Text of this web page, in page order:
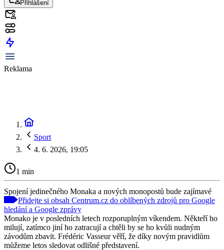
Přihlášení
Reklama
Sport
4. 6. 2026, 19:05
1 min
Spojení jedinečného Monaka a nových monopostů bude zajímavé
Přidejte si obsah Centrum.cz do oblíbených zdrojů pro Google
hledání a Google zprávy
Monako je v posledních letech rozporuplným víkendem. Někteří ho
milují, zatímco jiní ho zatracují a chtěli by se ho kvůli nudným
závodům zbavit. Frédéric Vasseur věří, že díky novým pravidlům
můžeme letos sledovat odlišné představení.